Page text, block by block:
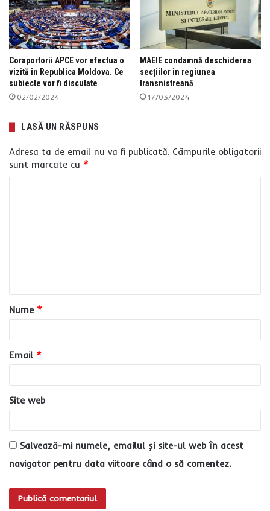
Coraportorii APCE vor efectua o
vizită în Republica Moldova. Ce
subiecte vor fi discutate
02/02/2024
MAEIE condamnă deschiderea
secțiilor în regiunea
transnistreană
17/03/2024
LASĂ UN RĂSPUNS
Adresa ta de email nu va fi publicată. Câmpurile obligatorii
sunt marcate cu *
a
r
u
*
Nume *
Email *
Site web
Salvează-mi numele, emailul și site-ul web în acest
navigator pentru data viitoare când o să comentez.